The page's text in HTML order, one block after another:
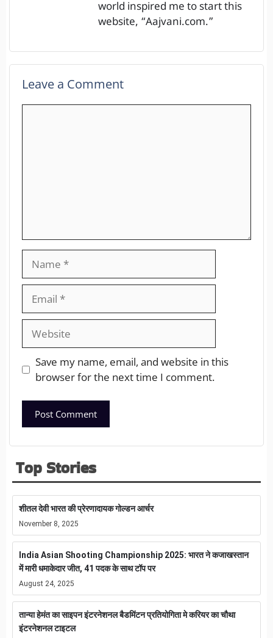
world inspired me to start this
website, “Aajvani.com.”
Leave a Comment
Save my name, email, and website in this
browser for the next time I comment.
Top Stories
शीतल देवी भारत की प्रेरणादायक गोल्डन आर्चर
November 8, 2025
India Asian Shooting Championship 2025: भारत ने कजाखस्तान
में मारी धमाकेदार जीत, 41 पदक के साथ टॉप पर
August 24, 2025
तान्या हेमंत का साइपन इंटरनेशनल बैडमिंटन प्रतियोगिता मे करियर का चौथा
इंटरनेशनल टाइटल